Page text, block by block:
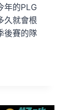
年的PLG
久就會根
後賽的隊